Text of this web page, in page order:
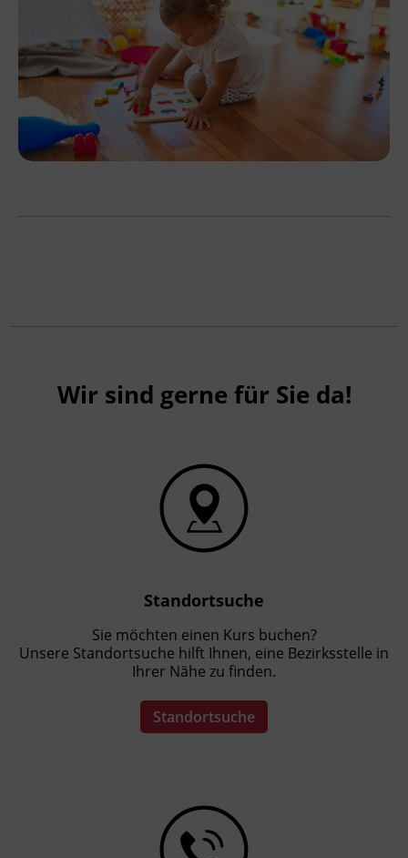
Wir sind gerne für Sie da!
Standortsuche
Sie möchten einen Kurs buchen?
Unsere Standortsuche hilft Ihnen, eine Bezirksstelle in
Ihrer Nähe zu finden.
Standortsuche